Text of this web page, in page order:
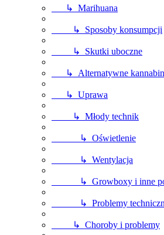
↳ Marihuana
↳ Sposoby konsumpcji
↳ Skutki uboczne
↳ Alternatywne
↳ Uprawa
↳ Młody technik
↳ Oświetlenie
↳ Wentylacja
↳ Growboxy i inne
↳ Problemy
↳ Choroby i problemy